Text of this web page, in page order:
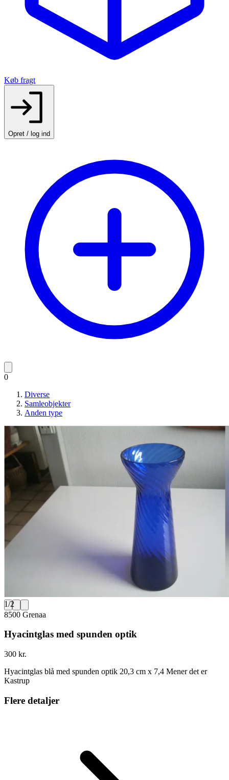
Køb fragt
Opret / log ind
0
Diverse
Samleobjekter
Anden type
1/2
8500 Grenaa
Hyacintglas med spunden optik
300 kr.
Hyacintglas blå med spunden optik 20,3 cm x 7,4 Mener det er
Kastrup
Flere detaljer